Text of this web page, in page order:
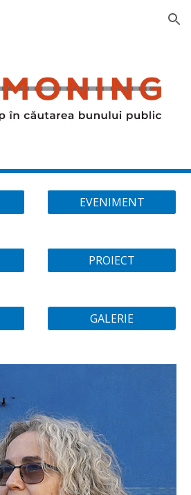
Skip to navigation
EVENIMENT
PROIECT
GALERIE